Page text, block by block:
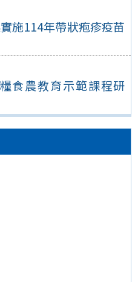
施114年帶狀疱疹疫苗
食農教育示範課程研